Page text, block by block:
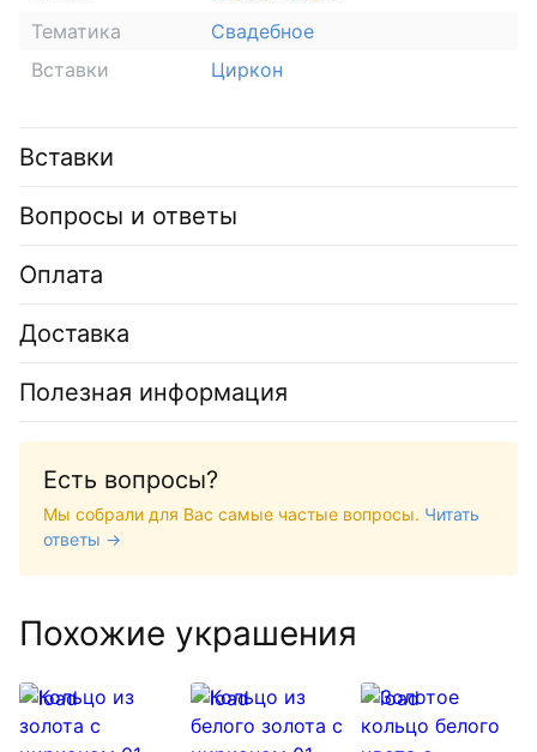
Тематика
Свадебное
Вставки
Циркон
Вставки
Вопросы и ответы
Оплата
Доставка
Полезная информация
Есть вопросы?
Мы собрали для Вас самые частые вопросы. Читать
ответы →
Похожие украшения